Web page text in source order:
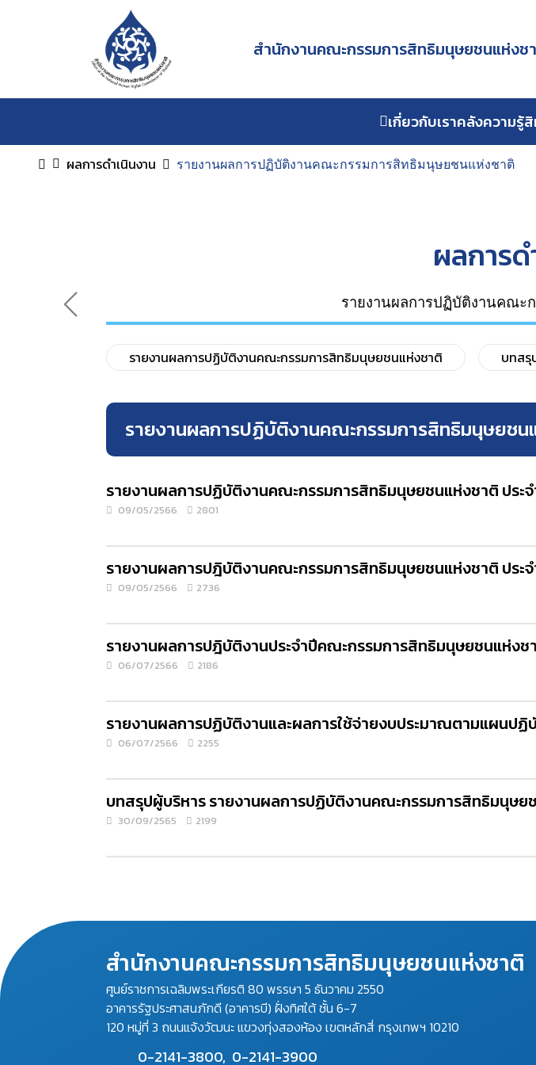
สำนักงานคณะกรรมการสิทธิมนุษยชนแห่งช
เกี่ยวกับเราคลังความรู้
ผลการดำเนินงาน รายงานผลการปฏิบัติงานคณะกรรมการสิทธิมนุษยชนแห่งชาติ
ผลการด
รายงานผลการปฏิบัติงานคณะ
รายงานผลการปฏิบัติงานคณะกรรมการสิทธิมนุษยชนแห่งชาติ บทสรุ
รายงานผลการปฏิบัติงานคณะกรรมการสิทธิมนุษยชน
รายงานผลการปฏิบัติงานคณะกรรมการสิทธิมนุษยชนแห่งชาติ ประ
09/05/2566 2801
รายงานผลการปฎิบัติงานคณะกรรมการสิทธิมนุษยชนแห่งชาติ ประ
09/05/2566 2736
รายงานผลการปฎิบัติงานประจำปีคณะกรรมการสิทธิมนุษยชนแห่งช
06/07/2566 2186
รายงานผลการปฏิบัติงานและผลการใช้จ่ายงบประมาณตามแผนปฏิ
06/07/2566 2255
บทสรุปผู้บริหาร รายงานผลการปฏิบัติงานคณะกรรมการสิทธิมนุษย
30/09/2565 2199
สำนักงานคณะกรรมการสิทธิมนุษยชนแห่งชาติ
ศูนย์ราชการเฉลิมพระเกียรติ 80 พรรษา 5 ธันวาคม 2550
อาคารรัฐประศาสนภักดี (อาคารบี) ฝั่งทิศใต้ ชั้น 6-7
120 หมู่ที่ 3 ถนนแจ้งวัฒนะ แขวงทุ่งสองห้อง เขตหลักสี่ กรุงเทพฯ 10210
0-2141-3800, 0-2141-3900